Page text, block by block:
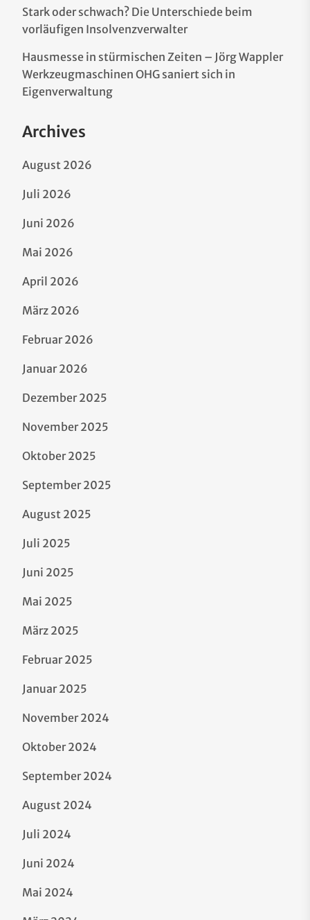
Stark oder schwach? Die Unterschiede beim
vorläufigen Insolvenzverwalter
Hausmesse in stürmischen Zeiten – Jörg Wappler
Werkzeugmaschinen OHG saniert sich in
Eigenverwaltung
Archives
August 2026
Juli 2026
Juni 2026
Mai 2026
April 2026
März 2026
Februar 2026
Januar 2026
Dezember 2025
November 2025
Oktober 2025
September 2025
August 2025
Juli 2025
Juni 2025
Mai 2025
März 2025
Februar 2025
Januar 2025
November 2024
Oktober 2024
September 2024
August 2024
Juli 2024
Juni 2024
Mai 2024